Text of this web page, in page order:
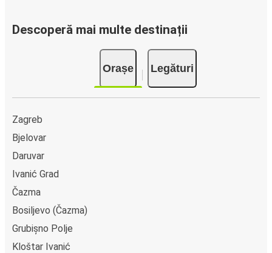
gratuită FlixBus, poți efectua rezervarea cu doar câteva
clicuri. La achiziționarea online a unui bilet dus sau întors
pe ruta Graberje Ivanićko, poți alege între diferite metode
sigure de plată online, cum ar fi card de credit, PayPal,
Google și Apple Pay. Alternativ, poți plăti în numerar la
bordul autocarelor sau la unul din punctele de vânzare.
Descoperă mai multe destinații
Orașe Legături
Zagreb
Bjelovar
Daruvar
Ivanić Grad
Čazma
Bosiljevo (Čazma)
Grubișno Polje
Kloštar Ivanić